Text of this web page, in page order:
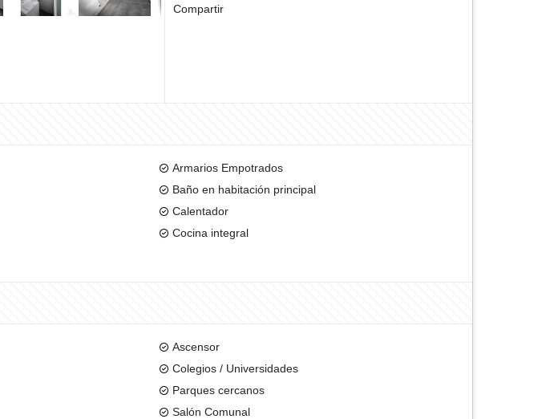
Compartir
Armarios Empotrados
Baño en habitación principal
Calentador
Cocina integral
Ascensor
Colegios / Universidades
Parques cercanos
Salón Comunal